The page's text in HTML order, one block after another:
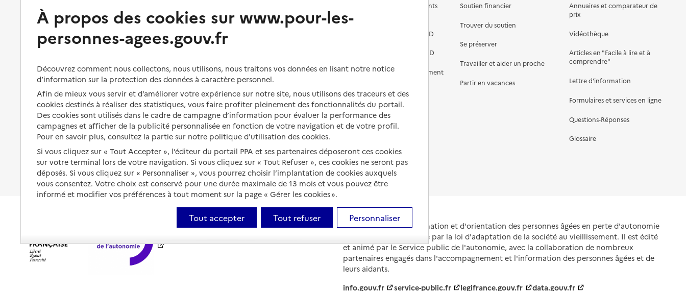
et droits
s'équiper
santé
Organiser à l'avance sa propre
protection
Les mesures de protection
Les obligations de la famille
À qui s’adresser ?
Les politiques du grand âge
Bénéficier de soins à domicile
Aides financières
Partager son logement
Vivre à domicile avec une
maladie ou un handicap
Être hospitalisé
Fin de vie à domicile
Vivre dans une résidence avec
Vivre en accueil familial
Autres solutions de logement
Les différents établissements
Préparer l'entrée en EHPAD
Aides financières en EHPAD
Prévention, accompagnement
Comprendre les prix en
EHPAD
Droits en EHPAD
Fin de vie en EHPAD
Soutien financier
Trouver du soutien
Se préserver
Travailler et aider un proche
Partir en vacances
Annuaires et comparateur de
prix
Vidéothèque
Articles en "Facile à lire et à
comprendre"
Lettre d'information
Formulaires et services en ligne
Questions-Réponses
Glossaire
Portail national d'information et d'orientation des personnes âgées en perte d'autonomie
et de leurs proches, créé par la loi d'adaptation de la société au vieillissement. Il est édité
et animé par le Service public de l'autonomie, avec la collaboration de nombreux
partenaires engagés dans l'accompagnement et l'information des personnes âgées et de
leurs aidants.
info.gouv.fr
service-public.fr legifrance.gouv.fr data.gouv.fr
À propos des cookies sur www.pour-les-
personnes-agees.gouv.fr
Découvrez comment nous collectons, nous utilisons, nous traitons vos données en lisant notre notice
d’information sur la protection des données à caractère personnel.
Afin de mieux vous servir et d’améliorer votre expérience sur notre site, nous utilisons des traceurs et des
cookies destinés à réaliser des statistiques, vous faire profiter pleinement des fonctionnalités du portail.
Des cookies sont utilisés dans le cadre de campagne d’information pour évaluer la performance des
campagnes et afficher de la publicité personnalisée en fonction de votre navigation et de votre profil.
Pour en savoir plus, consultez la partie sur notre politique d'utilisation des cookies.
Si vous cliquez sur « Tout Accepter », l’éditeur du portail PPA et ses partenaires déposeront ces cookies
sur votre terminal lors de votre navigation. Si vous cliquez sur « Tout Refuser », ces cookies ne seront pas
déposés. Si vous cliquez sur « Personnaliser », vous pourrez choisir l’implantation de cookies auxquels
vous consentez. Votre choix est conservé pour une durée maximale de 13 mois et vous pouvez être
informé et modifier vos préférences à tout moment sur la page « Gérer les cookies ».
Tout accepter Tout refuser Personnaliser